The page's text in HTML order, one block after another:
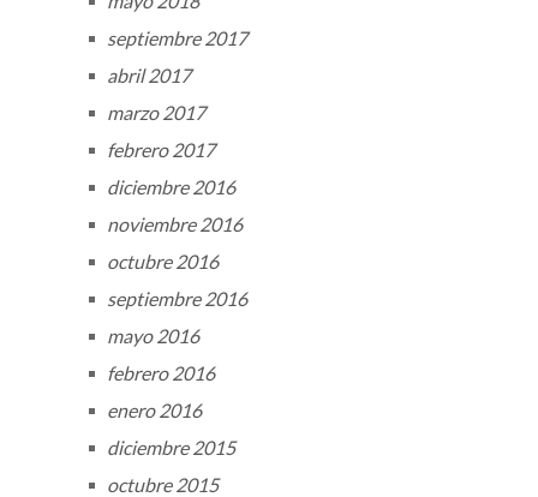
septiembre 2017
abril 2017
marzo 2017
febrero 2017
diciembre 2016
noviembre 2016
octubre 2016
septiembre 2016
mayo 2016
febrero 2016
enero 2016
diciembre 2015
octubre 2015